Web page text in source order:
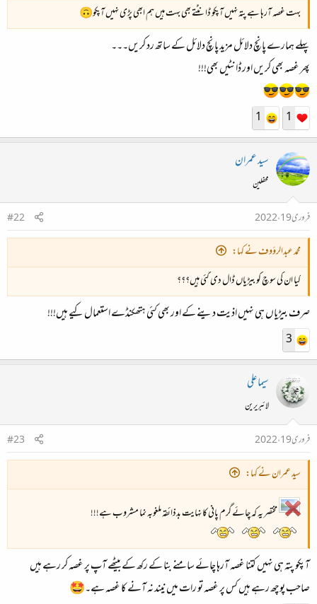
بہت غصہ آرہا ہے پتہ نہیں آپکو ڈانٹتے بھی بہت ہیں ہم ابھی پڑی نہیں آپکو🙃
پہلے ہمارے پانچ دلائل مزید پانچ دلائل کے ساتھ رد کریں۔۔۔
پھر غصہ بھی کریں اور ڈانٹیں بھی!!!
1
1
سید عمران
محفلین
فروری 19، 2022
#22
محمد عبدالرؤوف نے کہا:
کیا ان کی سوچ کو بیڑیاں ڈال دی گئی ہیں؟؟؟
صرف بیڑیاں ہی نہیں اذیت دینے کے اور بھی کئی ہتھکنڈے استعمال کیے ہیں!!!
3
سیما علی
لائبریرین
فروری 19، 2022
#23
سید عمران نے کہا:
مختصر یہ کہ چائے گرم پانی کا نہایت بدذائقہ ملغوبہ نما مشروب ہے!!!
آپکو پتہ ہی نہیں کتنا غصہ آرہا چائے سامنے بنا کے رکھ کے بیٹھے آپ پر غصہ کر رہے ہیں
صاحب پوچھ رہے ہیں کس پر غصہ تو رات میں نیند نہ آنے کا غصہ ہے۔🤩